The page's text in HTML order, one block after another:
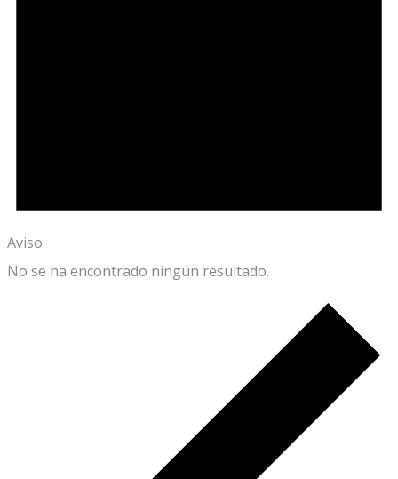
Aviso
No se ha encontrado ningún resultado.